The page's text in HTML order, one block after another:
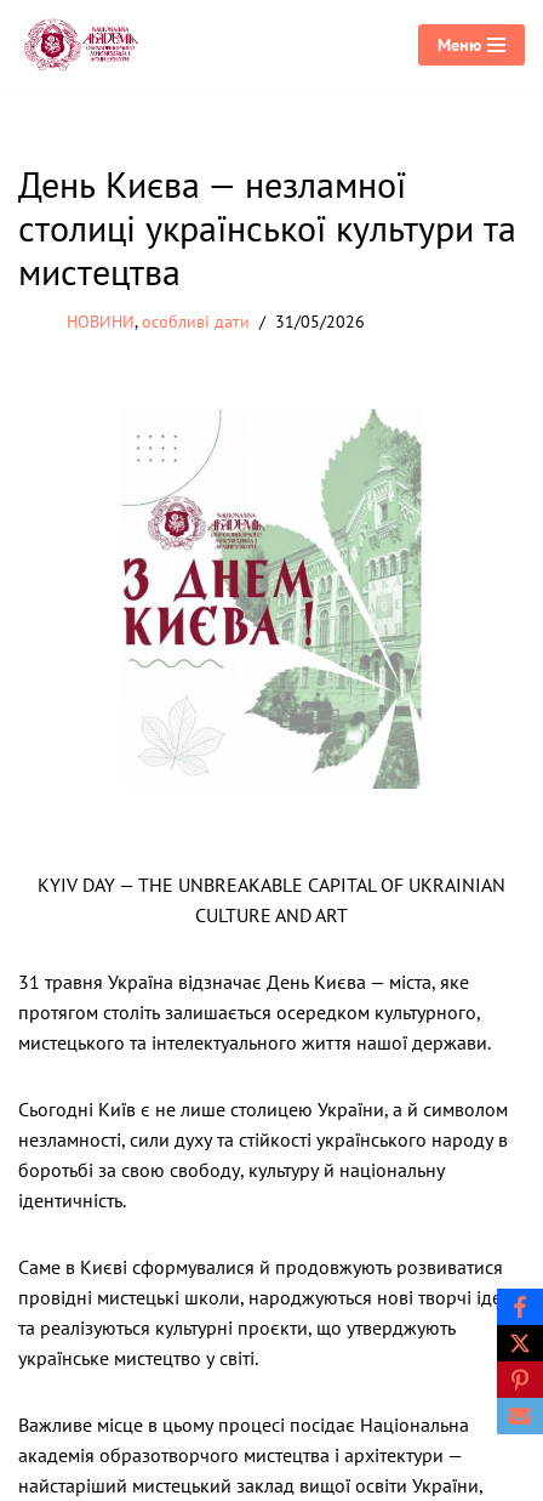
Перейти
Меню
День Києва — незламної
столиці української культури та
мистецтва
НОВИНИ,особливі дати 31/05/2026
KYIV DAY — THE UNBREAKABLE CAPITAL OF UKRAINIAN
CULTURE AND ART
31 травня Україна відзначає День Києва — міста, яке
протягом століть залишається осередком культурного,
мистецького та інтелектуального життя нашої держави.
Сьогодні Київ є не лише столицею України, а й символом
незламності, сили духу та стійкості українського народу в
боротьбі за свою свободу, культуру й національну
ідентичність.
Саме в Києві сформувалися й продовжують розвиватися
провідні мистецькі школи, народжуються нові творчі ідеї
та реалізуються культурні проєкти, що утверджують
українське мистецтво у світі.
Важливе місце в цьому процесі посідає Національна
академія образотворчого мистецтва і архітектури —
найстаріший мистецький заклад вищої освіти України,